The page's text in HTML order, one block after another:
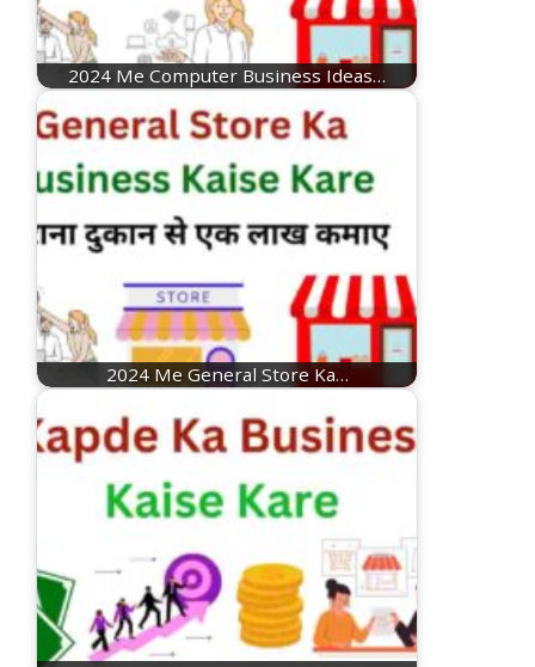
2024 Me Computer Business Ideas…
2024 Me General Store Ka…